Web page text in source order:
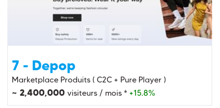
7 - Depop
Marketplace Produits ( C2C + Pure Player )
~ 2,400,000 visiteurs / mois * +15.8%